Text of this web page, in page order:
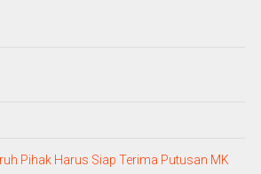
Pihak Harus Siap Terima Putusan MK